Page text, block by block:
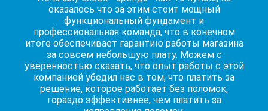
оказалось что за этим стоит мощный
функциональный фундамент и
профессиональная команда, что в конечном
итоге обеспечивает гарантию работы магазина
за совсем небольшую плату. Можем с
уверенностью сказать, что опыт работы с этой
компанией убедил нас в том, что платить за
решение, которое работает без поломок,
гораздо эффективнее, чем платить за